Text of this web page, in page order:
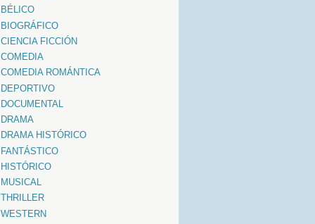
BÉLICO
BIOGRÁFICO
CIENCIA FICCIÓN
COMEDIA
COMEDIA ROMÁNTICA
DEPORTIVO
DOCUMENTAL
DRAMA
DRAMA HISTÓRICO
FANTÁSTICO
HISTÓRICO
MUSICAL
THRILLER
WESTERN